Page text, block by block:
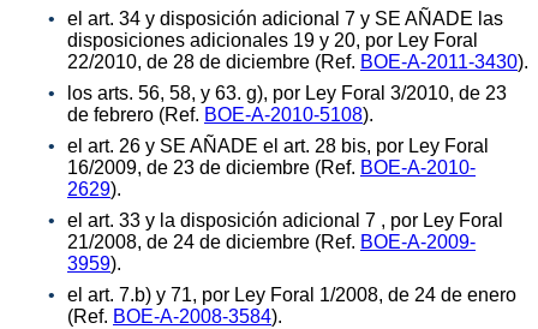
el art. 34 y disposición adicional 7 y SE AÑADE las
disposiciones adicionales 19 y 20, por Ley Foral
22/2010, de 28 de diciembre (Ref. BOE-A-2011-3430).
los arts. 56, 58, y 63. g), por Ley Foral 3/2010, de 23
de febrero (Ref. BOE-A-2010-5108).
el art. 26 y SE AÑADE el art. 28 bis, por Ley Foral
16/2009, de 23 de diciembre (Ref. BOE-A-2010-
2629).
el art. 33 y la disposición adicional 7 , por Ley Foral
21/2008, de 24 de diciembre (Ref. BOE-A-2009-
3959).
el art. 7.b) y 71, por Ley Foral 1/2008, de 24 de enero
(Ref. BOE-A-2008-3584).